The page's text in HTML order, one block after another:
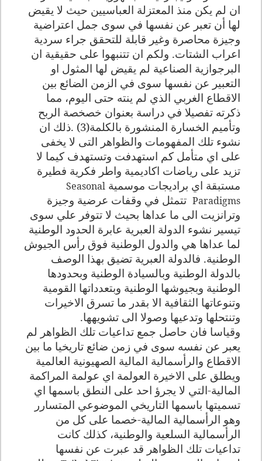
ان لم يكن منذ المعتزلة العباسيين حيث لا يقيض
لها أن تعبر عن نفسها في سوى جمل اعتراضية
وجيزة محاصرة وغير قابلة للتحقق جراء سردية
اعراب الشتات. ولكم ان تتنبهوا على حقيقية ان
البرجوازية الصناعية لم يقيض لها المثول او
التعبير عن نفسها سوى في الزمن الضائع بين
الاقطاع الغربي الذي لم ينته حتى اليوم، مما
ذكرته تفصيلا في دراسة بعنوان خصخصة الربح
وتأميم الخسارة المنشورة بالكلمة(3) .ذلك ان
نشوء تلك المفهومات والظواهر التى لا يخفى
على اي متأمل كم استهدفت وتستهدف كيما لا
تزيد على رياضات اكاديمية واطر فكرية فطيرة
مستبقة اي براديجات موسمية Seasonal
Paradigms تتمثل في وقفات عرضية وجيزة
وترانزيت الى ما عداها بحيث لا تتوفر علي سوى
تيسير نشوء الدولة العبرية عابرة الحدود الوطنية
لما عداها هي والدول الوطنية فوق رأس الجيوش
الوطنية. فالدولة العبرية تضيق بهذا الوصف
بالدولة الوطنية وبالسيادة الوطنية وبحدودها
الوطنية وبجيوشها الوطنية وبتعدداتها القومية
وتنوعاتها الثقافية الا بقدر ما تسرق الاخيرات
وتنتحلها وتدعيها وصولا الى تشويهها.
وقياسا فان حاصل جمع تداعيات تلك الظواهر لم
يعبر عن نفسه سوى في زمن ضائع تاريخيا ما بين
الاقطاع والرأسمالية المالية الصهيونية العالمية
ويطلق على الاخيرة العولمة اي عولمة المراكمة
المالية-التي لا يجرؤ احد على النطق باسمها اي
تسميتها باسمها التاريخي الموضوعي المتسارر
وهو الرأسمالية المالية-خصما على كل من
الرأسمالية السلعية والوطنية، كذلك كانت
تداعيات تلك الظواهر قد عبرت عن نفسها